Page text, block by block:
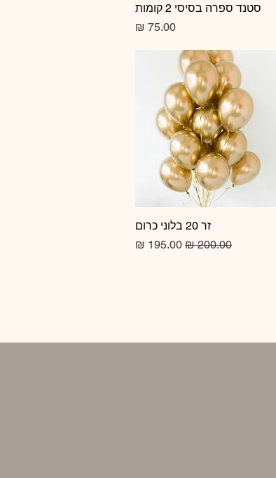
תצוגה מהירה
סטנד ספרה בסיסי 2 קומות
מחיר
תצוגה מהירה
זר 20 בלוני כרום
מחיר רגיל מחיר מבצע